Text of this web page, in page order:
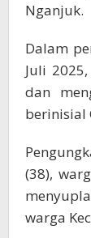
Nganjuk.
Dalam
Juli
dan
berinisial
(38),
warga